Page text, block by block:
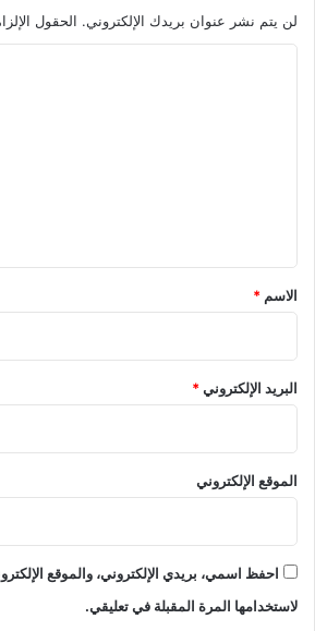
لن يتم نشر عنوان بريدك الإلكتروني. الحقول
*
الاسم *
البريد الإلكتروني*
الموقع الإلكتروني
احفظ اسمي، بريدي الإلكتروني، والموقع
لاستخدامها المرة المقبلة في تعليقي.